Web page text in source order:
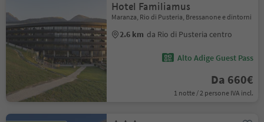
Hotel Familiamus
Maranza, Rio di Pusteria, Bressanone e dintorni
2.6 km da Rio di Pusteria centro
Alto Adige Guest Pass
Da 660€
1 notte / 2 persone IVA incl.